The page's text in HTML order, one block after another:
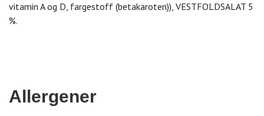
vitamin A og D, fargestoff (betakaroten)), VESTFOLDSALAT 5
%.
Allergener